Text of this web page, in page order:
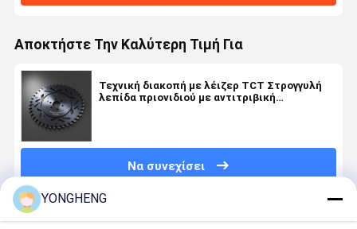
Αποκτήστε Την Καλύτερη Τιμή Για
Τεχνική διακοπή με λέιζερ TCT Στρογγυλή
λεπίδα πριονιδιού με αντιτριβική
Να συνεχίσει
Συνιστώμενα Προϊόντα
YONGHENG